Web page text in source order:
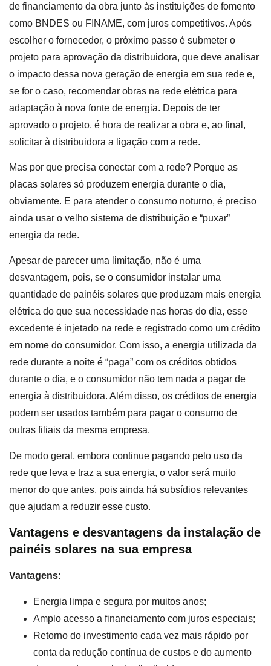
de financiamento da obra junto às instituições de fomento
como BNDES ou FINAME, com juros competitivos. Após
escolher o fornecedor, o próximo passo é submeter o
projeto para aprovação da distribuidora, que deve analisar
o impacto dessa nova geração de energia em sua rede e,
se for o caso, recomendar obras na rede elétrica para
adaptação à nova fonte de energia. Depois de ter
aprovado o projeto, é hora de realizar a obra e, ao final,
solicitar à distribuidora a ligação com a rede.
Mas por que precisa conectar com a rede? Porque as
placas solares só produzem energia durante o dia,
obviamente. E para atender o consumo noturno, é preciso
ainda usar o velho sistema de distribuição e “puxar”
energia da rede.
Apesar de parecer uma limitação, não é uma
desvantagem, pois, se o consumidor instalar uma
quantidade de painéis solares que produzam mais energia
elétrica do que sua necessidade nas horas do dia, esse
excedente é injetado na rede e registrado como um crédito
em nome do consumidor. Com isso, a energia utilizada da
rede durante a noite é “paga” com os créditos obtidos
durante o dia, e o consumidor não tem nada a pagar de
energia à distribuidora. Além disso, os créditos de energia
podem ser usados também para pagar o consumo de
outras filiais da mesma empresa.
De modo geral, embora continue pagando pelo uso da
rede que leva e traz a sua energia, o valor será muito
menor do que antes, pois ainda há subsídios relevantes
que ajudam a reduzir esse custo.
Vantagens e desvantagens da instalação de
painéis solares na sua empresa
Vantagens:
Energia limpa e segura por muitos anos;
Amplo acesso a financiamento com juros especiais;
Retorno do investimento cada vez mais rápido por
conta da redução contínua de custos e do aumento